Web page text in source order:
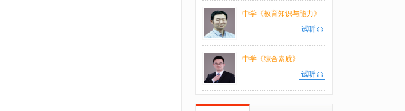
中学《教育知识与能力》
试听
中学《综合素质》
试听